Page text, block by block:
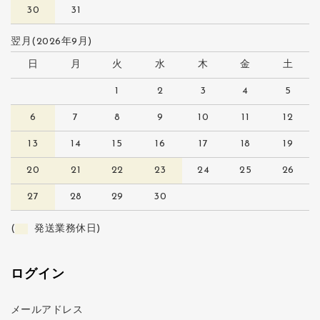
30 31
翌月(2026年9月)
日 月 火 水 木 金 土
1 2 3 4 5
6 7 8 9 10 11 12
13 14 15 16 17 18 19
20 21 22 23 24 25 26
27 28 29 30
( 発送業務休日)
ログイン
メールアドレス